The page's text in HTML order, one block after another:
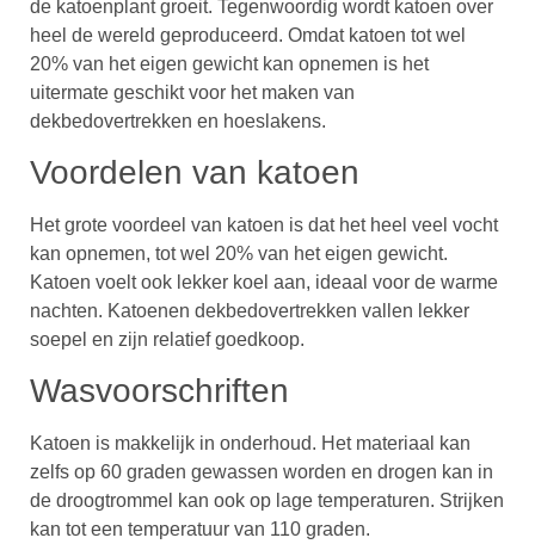
de katoenplant groeit. Tegenwoordig wordt katoen over
heel de wereld geproduceerd. Omdat katoen tot wel
20% van het eigen gewicht kan opnemen is het
uitermate geschikt voor het maken van
dekbedovertrekken en hoeslakens.
Voordelen van katoen
Het grote voordeel van katoen is dat het heel veel vocht
kan opnemen, tot wel 20% van het eigen gewicht.
Katoen voelt ook lekker koel aan, ideaal voor de warme
nachten. Katoenen dekbedovertrekken vallen lekker
soepel en zijn relatief goedkoop.
Wasvoorschriften
Katoen is makkelijk in onderhoud. Het materiaal kan
zelfs op 60 graden gewassen worden en drogen kan in
de droogtrommel kan ook op lage temperaturen. Strijken
kan tot een temperatuur van 110 graden.